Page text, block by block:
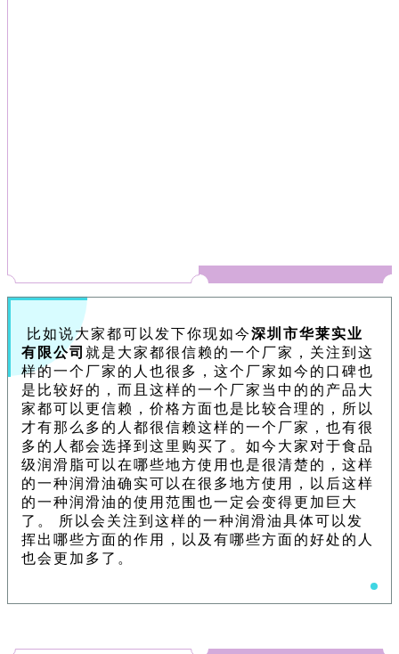
比如说大家都可以发下你现如今深圳市华莱实业
有限公司 就是大家都很信赖的一个厂家，关注到这
样的一个厂家的人也很多，这个厂家如今的口碑也
是比较好的，而且这样的一个厂家当中的的产品大
家都可以更信赖，价格方面也是比较合理的，所以
才有那么多的人都很信赖这样的一个厂家，也有很
多的人都会选择到这里购买了。如今大家对于食品
级润滑脂可以在哪些地方使用也是很清楚的，这样
的一种润滑油确实可以在很多地方使用，以后这样
的一种润滑油的使用范围也一定会变得更加巨大
了。 所以会关注到这样的一种润滑油具体可以发
挥出哪些方面的作用，以及有哪些方面的好处的人
也会更加多了。